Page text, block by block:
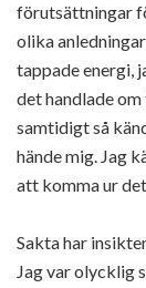
förutsättningar
olika
tappade energi,
det handlade
samtidigt så
hände mig. Jag
att komma ur
Sakta har
Jag var olycklig